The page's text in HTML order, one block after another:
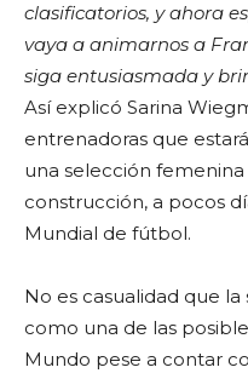
clasificatorios, y ahora
vaya a animarnos a
siga entusiasmada y
Así explicó Sarina
entrenadoras que
una selección
construcción, a pocos
Mundial de fútbol.
No es casualidad que
como una de las
Mundo pese a contar